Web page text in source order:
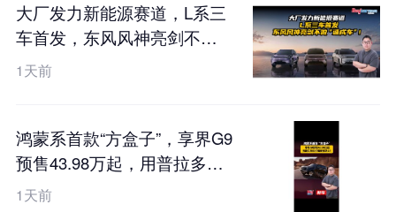
大厂发力新能源赛道，L系三
车首发，东风风神亮剑不
做“速成车”！
1天前
鸿蒙系首款“方盒子”，享界G9
预售43.98万起，用普拉多的
价格硬刚卫士？
1天前